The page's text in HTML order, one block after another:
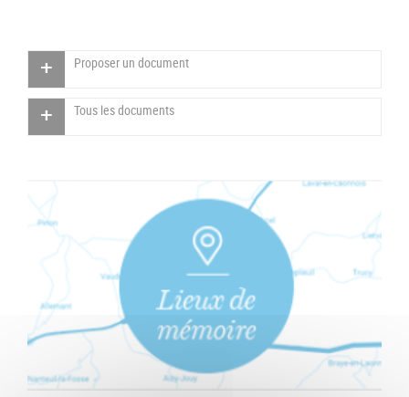
Proposer un document
Tous les documents